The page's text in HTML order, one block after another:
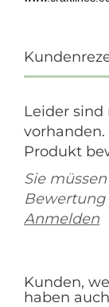
Leider
vorhanden.
Produkt
Sie
Bewertung
Anmelden
Kunden,
haben